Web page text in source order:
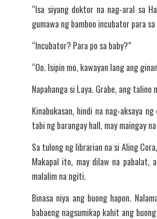
“Isa siyang doktor na nag-aral sa
gumawa ng bamboo incubator para
“Incubator? Para po sa baby?”
“Oo. Isipin mo, kawayan lang ang
Napahanga si Laya. Grabe, ang talino
Kinabukasan, hindi na nag-aksaya
tabi ng barangay hall, may maingay
Sa tulong ng librarian na si Aling
Makapal ito, may dilaw na pabalat,
malalim na ngiti.
Binasa niya ang buong hapon.
babaeng nagsumikap kahit ang